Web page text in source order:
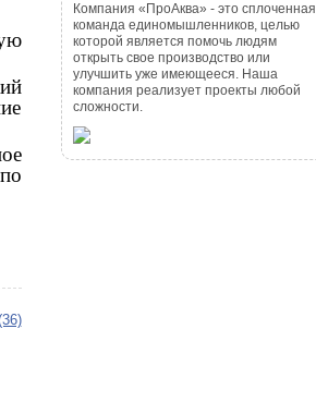
Компания «ПроАква» - это сплоченная
команда единомышленников, целью
которой является помочь людям
открыть свое производство или
улучшить уже имеющееся. Наша
компания реализует проекты любой
сложности.